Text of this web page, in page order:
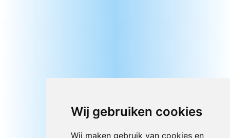
Wij gebruiken cookies
Wij maken gebruik van cookies en